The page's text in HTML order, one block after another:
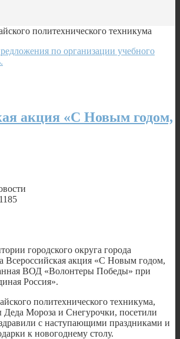
акция «С Новым годом,
городского округа города
Всероссийская акция «С Новым годом,
ВОД «Волонтеры Победы» при
Россия».
политехнического техникума,
Деда Мороза и Снегурочки, посетили
с наступающими праздниками и
к новогоднему столу.